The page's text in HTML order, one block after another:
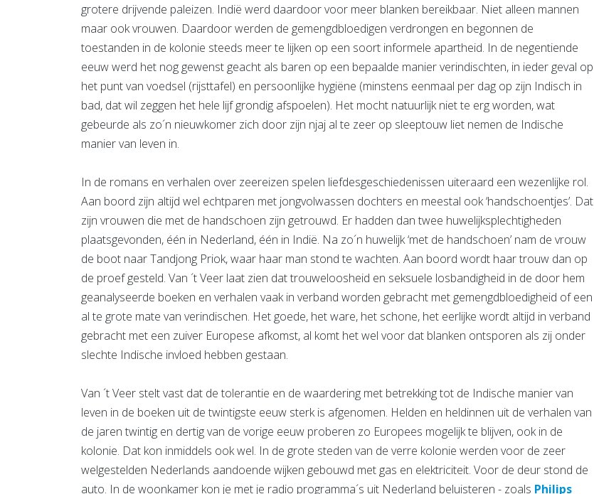
grotere drijvende paleizen. Indië werd daardoor voor meer blanken bereikbaar. Niet alleen mannen
maar ook vrouwen. Daardoor werden de gemengdbloedigen verdrongen en begonnen de
toestanden in de kolonie steeds meer te lijken op een soort informele apartheid. In de negentiende
eeuw werd het nog gewenst geacht als baren op een bepaalde manier verindischten, in ieder geval op
het punt van voedsel (rijsttafel) en persoonlijke hygiëne (minstens eenmaal per dag op zijn Indisch in
bad, dat wil zeggen het hele lijf grondig afspoelen). Het mocht natuurlijk niet te erg worden, wat
gebeurde als zo´n nieuwkomer zich door zijn njaj al te zeer op sleeptouw liet nemen de Indische
manier van leven in.
In de romans en verhalen over zeereizen spelen liefdesgeschiedenissen uiteraard een wezenlijke rol.
Aan boord zijn altijd wel echtparen met jongvolwassen dochters en meestal ook ‘handschoentjes’. Dat
zijn vrouwen die met de handschoen zijn getrouwd. Er hadden dan twee huwelijksplechtigheden
plaatsgevonden, één in Nederland, één in Indië. Na zo´n huwelijk ‘met de handschoen’ nam de vrouw
de boot naar Tandjong Priok, waar haar man stond te wachten. Aan boord wordt haar trouw dan op
de proef gesteld. Van ´t Veer laat zien dat trouweloosheid en seksuele losbandigheid in de door hem
geanalyseerde boeken en verhalen vaak in verband worden gebracht met gemengdbloedigheid of een
al te grote mate van verindischen. Het goede, het ware, het schone, het eerlijke wordt altijd in verband
gebracht met een zuiver Europese afkomst, al komt het wel voor dat blanken ontsporen als zij onder
slechte Indische invloed hebben gestaan.
Van ´t Veer stelt vast dat de tolerantie en de waardering met betrekking tot de Indische manier van
leven in de boeken uit de twintigste eeuw sterk is afgenomen. Helden en heldinnen uit de verhalen van
de jaren twintig en dertig van de vorige eeuw proberen zo Europees mogelijk te blijven, ook in de
kolonie. Dat kon inmiddels ook wel. In de grote steden van de verre kolonie werden voor de zeer
welgestelden Nederlands aandoende wijken gebouwd met gas en elektriciteit. Voor de deur stond de
auto. In de woonkamer kon je met je radio programma´s uit Nederland beluisteren - zoals Philips